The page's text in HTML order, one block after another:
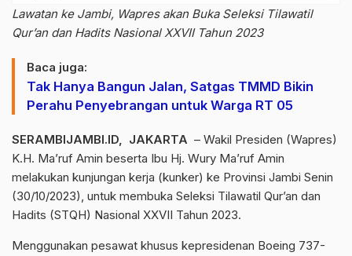
Lawatan ke Jambi, Wapres akan Buka Seleksi Tilawatil
Qur’an dan Hadits Nasional XXVII Tahun 2023
Baca juga:
Tak Hanya Bangun Jalan, Satgas TMMD Bikin
Perahu Penyebrangan untuk Warga RT 05
SERAMBIJAMBI.ID, JAKARTA – Wakil Presiden (Wapres)
K.H. Ma’ruf Amin beserta Ibu Hj. Wury Ma’ruf Amin
melakukan kunjungan kerja (kunker) ke Provinsi Jambi Senin
(30/10/2023), untuk membuka Seleksi Tilawatil Qur’an dan
Hadits (STQH) Nasional XXVII Tahun 2023.
Menggunakan pesawat khusus kepresidenan Boeing 737-